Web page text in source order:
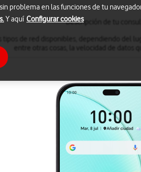
Descripción de tu
problema en las funciones de tu
Y aquí Configurar cookies